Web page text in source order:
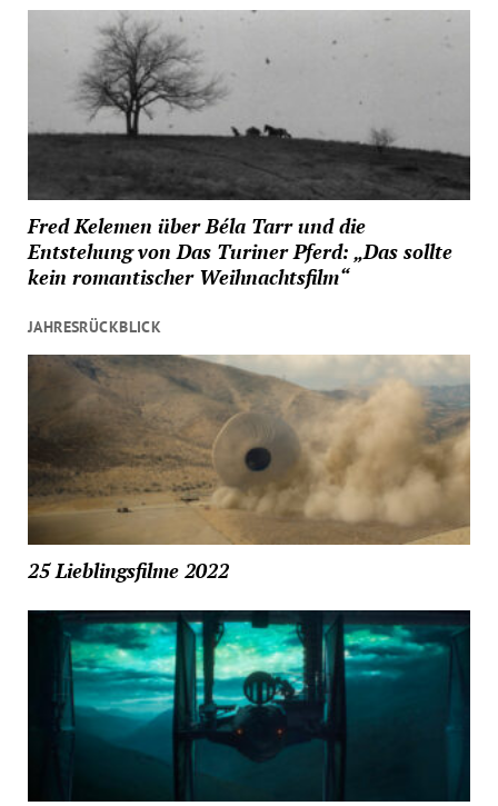
Fred Kelemen über Béla Tarr und die
Entstehung von Das Turiner Pferd: „Das sollte
kein romantischer Weihnachtsfilm“
JAHRESRÜCKBLICK
25 Lieblingsfilme 2022